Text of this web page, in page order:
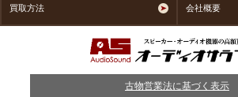
買取方法 会社概要
古物営業法に基づく表示